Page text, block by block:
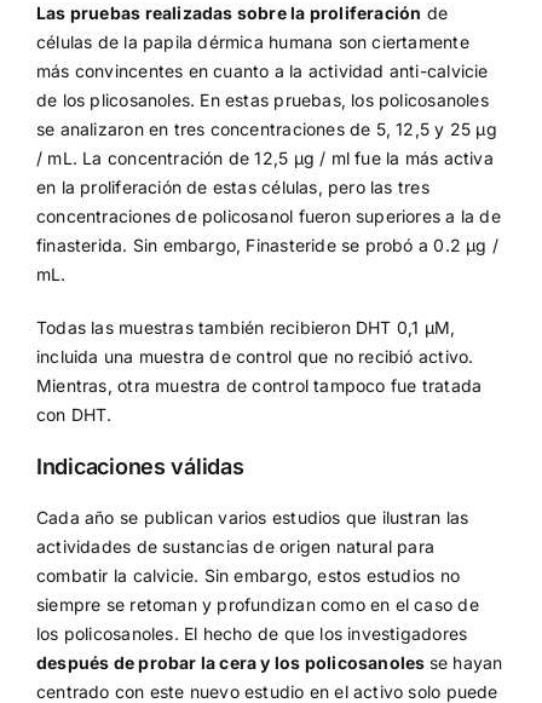
Las pruebas realizadas sobre la proliferación de
células de la papila dérmica humana son ciertamente
más convincentes en cuanto a la actividad anti-calvicie
de los plicosanoles. En estas pruebas, los policosanoles
se analizaron en tres concentraciones de 5, 12,5 y 25 µg
/ mL. La concentración de 12,5 µg / ml fue la más activa
en la proliferación de estas células, pero las tres
concentraciones de policosanol fueron superiores a la de
finasterida. Sin embargo, Finasteride se probó a 0.2 µg /
mL.
Todas las muestras también recibieron DHT 0,1 µM,
incluida una muestra de control que no recibió activo.
Mientras, otra muestra de control tampoco fue tratada
con DHT.
Indicaciones válidas
Cada año se publican varios estudios que ilustran las
actividades de sustancias de origen natural para
combatir la calvicie. Sin embargo, estos estudios no
siempre se retoman y profundizan como en el caso de
los policosanoles. El hecho de que los investigadores
después de probar la cera y los policosanoles se hayan
centrado con este nuevo estudio en el activo solo puede